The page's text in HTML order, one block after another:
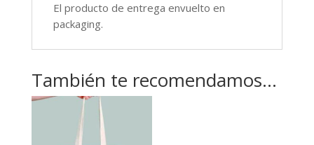
El producto de entrega envuelto en
packaging.
También te recomendamos…